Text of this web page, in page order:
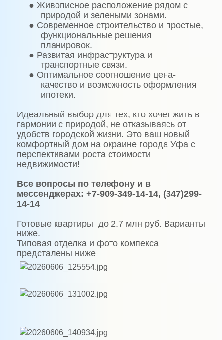
● Живописное расположение рядом с
природой и зелеными зонами.
● Современное строительство и простые,
функциональные решения
планировок.
● Развитая инфраструктура и
транспортные связи.
● Оптимальное соотношение цена-
качество и возможность оформления
ипотеки.
Идеальный выбор для тех, кто хочет жить в
гармонии с природой, не отказываясь от
удобств городской жизни. Это ваш новый
комфортный дом на окраине города Уфа с
перспективами роста стоимости
недвижимости!
Все вопросы по телефону и в
мессенджерах: +7-909-349-14-14, (347)299-
14-14
Готовые квартиры до 2,7 млн руб. Варианты
ниже.
Типовая отделка и фото компекса
предсталены ниже